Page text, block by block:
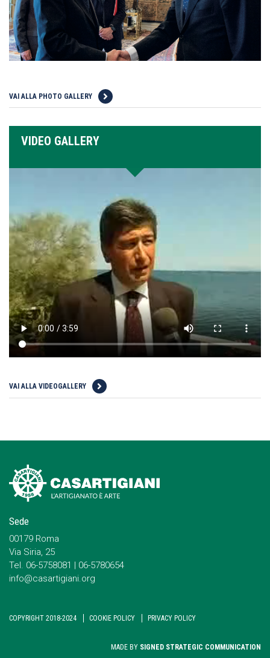
VAI ALLA PHOTO GALLERY
VIDEO GALLERY
VAI ALLA VIDEOGALLERY
Sede
00179 Roma
Via Siria, 25
Tel. 06-5758081 | 06-5780654
info@casartigiani.org
COPYRIGHT 2018-2024 COOKIE POLICY PRIVACY POLICY
MADE BY SIGNED STRATEGIC COMMUNICATION